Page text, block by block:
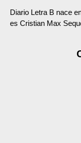
Diario Letra B nace
es Cristian Max